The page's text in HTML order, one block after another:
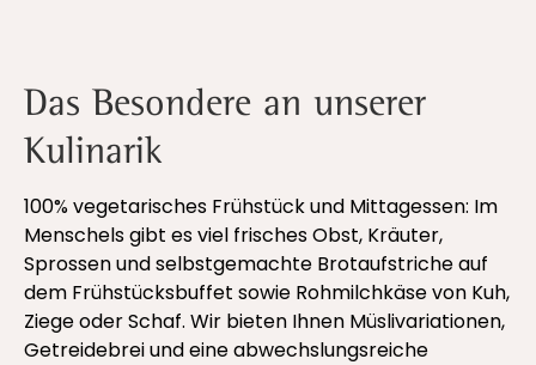
Das Besondere an unserer
Kulinarik
100% vegetarisches Frühstück und Mittagessen: Im
Menschels gibt es viel frisches Obst, Kräuter,
Sprossen und selbstgemachte Brotaufstriche auf
dem Frühstücksbuffet sowie Rohmilchkäse von Kuh,
Ziege oder Schaf. Wir bieten Ihnen Müslivariationen,
Getreidebrei und eine abwechslungsreiche